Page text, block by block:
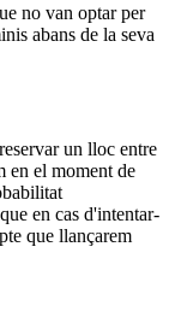
no van optar per
abans de la seva
un lloc entre
en el moment de
en cas d'intentar-
que llançarem